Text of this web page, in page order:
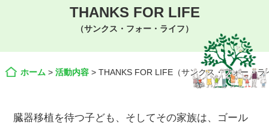
THANKS FOR LIFE
（サンクス・フォー・ライフ）
ホーム > 活動内容 > THANKS FOR LIFE（サンクス・フォー・ラ
臓器移植を待つ子ども、そしてその家族は、ゴール